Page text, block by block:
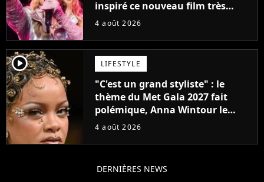
inspiré ce nouveau film très
attendu
4 août 2026
player2 LIFESTYLE
"C'est un grand styliste" : le
thème du Met Gala 2027 fait
polémique, Anna Wintour le
défend
4 août 2026
DERNIÈRES NEWS